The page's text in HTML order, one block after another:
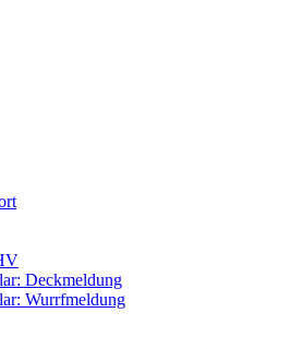
Deckmeldung
Wurrfmeldung